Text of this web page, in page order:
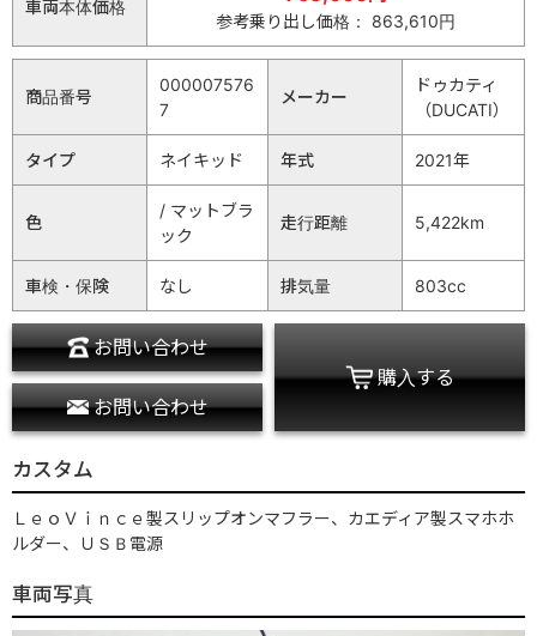
車両本体価格
参考乗り出し価格： 863,610円
商品番号
000007576
7
メーカー
ドゥカティ
（DUCATI）
タイプ ネイキッド 年式 2021年
色
/ マットブラ
ック
走行距離 5,422km
車検・保険 なし 排気量 803cc
お問い合わせ
お問い合わせ
購入する
カスタム
ＬｅｏＶｉｎｃｅ製スリップオンマフラー、カエディア製スマホホ
ルダー、ＵＳＢ電源
車両写真